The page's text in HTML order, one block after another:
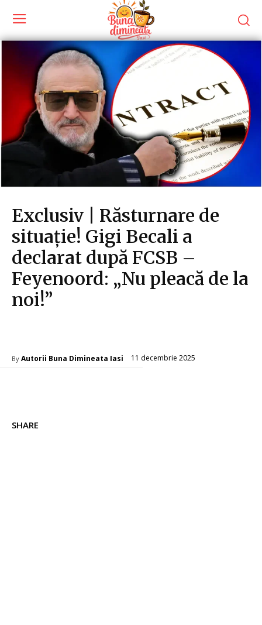
Exclusiv | Răsturnare de
situație! Gigi Becali a
declarat după FCSB –
Feyenoord: „Nu pleacă de la
noi!”
By Autorii Buna Dimineata Iasi 11 decembrie 2025
SHARE